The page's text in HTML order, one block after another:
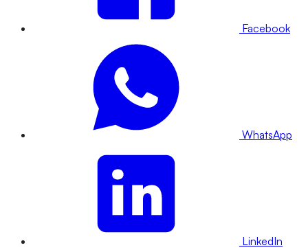
Facebook
WhatsApp
LinkedIn